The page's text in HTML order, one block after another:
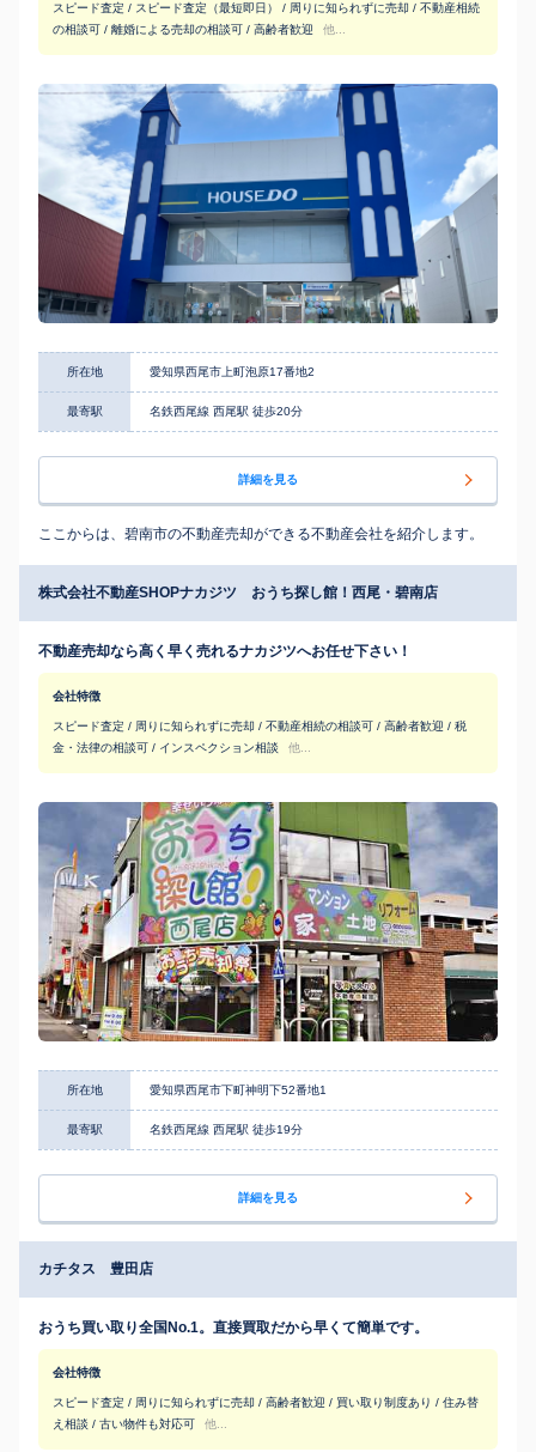
スピード査定 / スピード査定（最短即日） / 周りに知られずに売却 / 不動産相続
の相談可 / 離婚による売却の相談可 / 高齢者歓迎
他...
所在地 愛知県西尾市上町泡原17番地2
最寄駅 名鉄西尾線 西尾駅 徒歩20分
詳細を見る
ここからは、碧南市の不動産売却ができる不動産会社を紹介します。
株式会社不動産SHOPナカジツ おうち探し館！西尾・碧南店
不動産売却なら高く早く売れるナカジツへお任せ下さい！
会社特徴
スピード査定 / 周りに知られずに売却 / 不動産相続の相談可 / 高齢者歓迎 / 税
金・法律の相談可 / インスペクション相談
他...
所在地 愛知県西尾市下町神明下52番地1
最寄駅 名鉄西尾線 西尾駅 徒歩19分
詳細を見る
カチタス 豊田店
おうち買い取り全国No.1。直接買取だから早くて簡単です。
会社特徴
スピード査定 / 周りに知られずに売却 / 高齢者歓迎 / 買い取り制度あり / 住み替
え相談 / 古い物件も対応可
他...